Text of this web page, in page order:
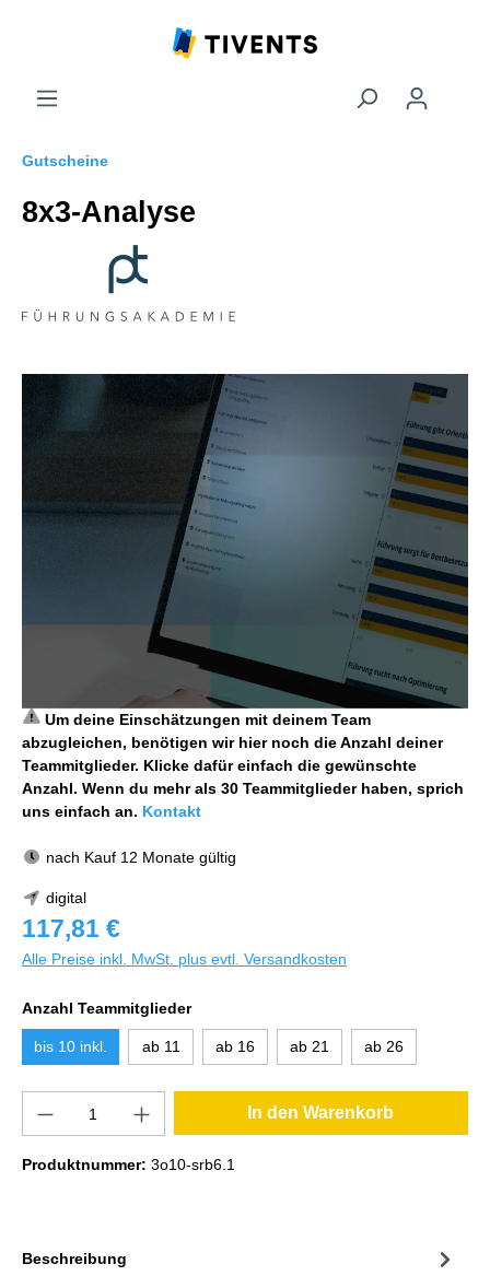
Gutscheine
8x3-Analyse
Um deine Einschätzungen mit deinem Team
abzugleichen, benötigen wir hier noch die Anzahl deiner
Teammitglieder. Klicke dafür einfach die gewünschte
Anzahl. Wenn du mehr als 30 Teammitglieder haben, sprich
uns einfach an. Kontakt
nach Kauf 12 Monate gültig
digital
117,81 €
Alle Preise inkl. MwSt. plus evtl. Versandkosten
Anzahl Teammitglieder
bis 10 inkl. ab 11 ab 16 ab 21 ab 26
In den Warenkorb
Produktnummer: 3o10-srb6.1
Beschreibung